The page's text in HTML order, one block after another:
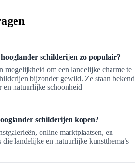
schilderijen zo populair?
mogelijkheid om een landelijke charme te
bijzonder gewild. Ze staan bekend
en natuurlijke schoonheid.
schilderijen kopen?
online marktplaatsen, en
die landelijke en natuurlijke kunstthema’s